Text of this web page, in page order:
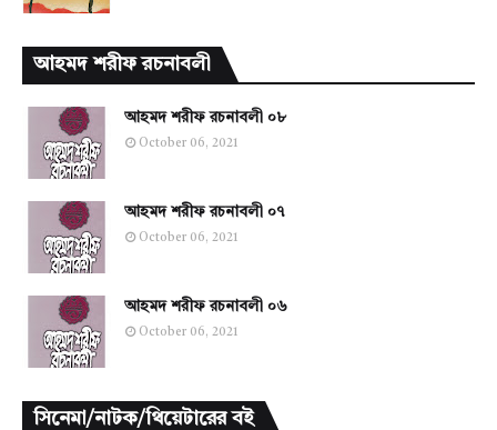
আহমদ শরীফ রচনাবলী
আহমদ শরীফ রচনাবলী ০৮
October 06, 2021
আহমদ শরীফ রচনাবলী ০৭
October 06, 2021
আহমদ শরীফ রচনাবলী ০৬
October 06, 2021
সিনেমা/নাটক/থিয়েটারের বই